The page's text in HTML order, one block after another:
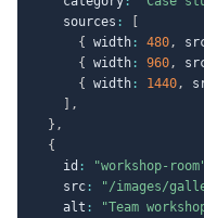
    sources
:
{
width : 480,
{
width : 960,
{
width : 1440,
,
} ,
{
    id
: "workshop-
    src
: "/images/
    alt
:
"Team